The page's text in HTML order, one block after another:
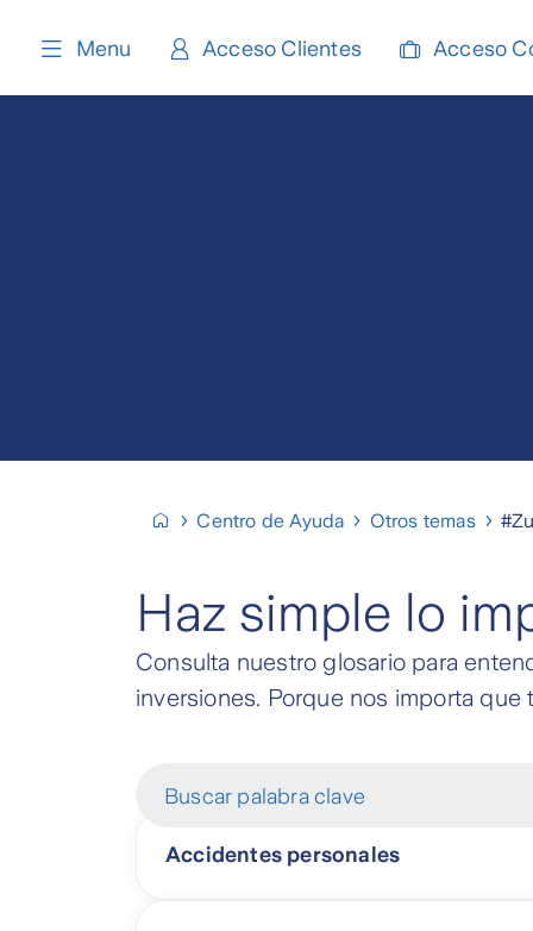
Menu Acceso Clientes Acceso
Centro de Ayuda Otros temas
Haz simple lo
Consulta nuestro glosario para
inversiones. Porque nos importa
Buscar palabra clave
Accidentes personales